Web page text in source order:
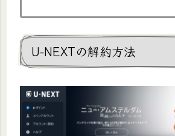
U-NEXTの解約方法